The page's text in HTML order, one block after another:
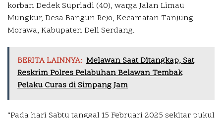
korban Dedek Supriadi (40), warga Jalan Limau
Mungkur, Desa Bangun Rejo, Kecamatan Tanjung
Morawa, Kabupaten Deli Serdang.
BERITA LAINNYA: Melawan Saat Ditangkap, Sat
Reskrim Polres Pelabuhan Belawan Tembak
Pelaku Curas di Simpang Jam
“Pada hari Sabtu tanggal 15 Februari 2025 sekitar pukul